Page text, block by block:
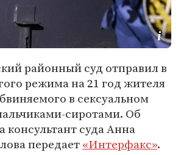
районный суд отправил в
режима на 21 год жителя
в сексуальном
сиротами. Об
консультант суда Анна
передает«Интерфакс».